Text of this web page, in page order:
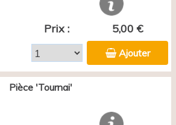
Prix : 5,00 €
Ajouter
Pièce 'Tournai'